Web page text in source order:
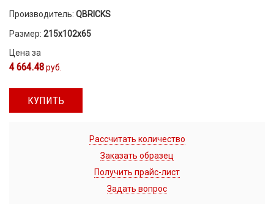
Производитель: QBRICKS
Размер: 215х102х65
Цена за
4 664.48руб.
КУПИТЬ
Рассчитать количество
Заказать образец
Получить прайс-лист
Задать вопрос